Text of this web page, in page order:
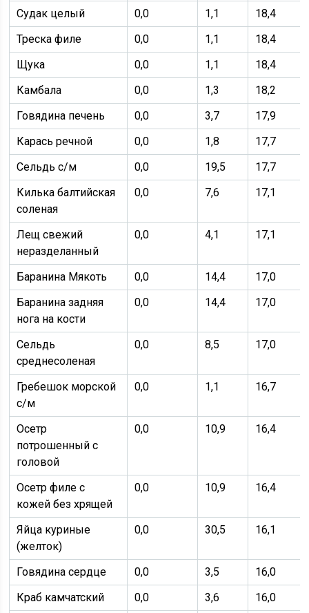
Судак целый 0,0 1,1
18,4
Треска филе
0,0 1,1
18,4
Щука
0,0 1,1
18,4
Камбала
0,0 1,3
18,2
Говядина печень
0,0 3,7
17,9
Карась речной
0,0 1,8
17,7
Сельдь с/м
0,0 19,5
17,7
Килька балтийская
соленая
0,0 7,6 17,1
Лещ свежий
неразделанный
0,0 4,1 17,1
Баранина Мякоть 0,0 14,4
17,0
Баранина задняя
нога на кости
0,0 14,4 17,0
Сельдь
среднесоленая
0,0 8,5 17,0
Гребешок морской
с/м
0,0 1,1 16,7
Осетр
потрошенный с
головой
0,0 10,9 16,4
Осетр филе с
кожей без хрящей
0,0 10,9 16,4
Яйца куриные
(желток)
0,0 30,5 16,1
Говядина сердце 0,0 3,5
16,0
Краб камчатский
0,0 3,6 16,0